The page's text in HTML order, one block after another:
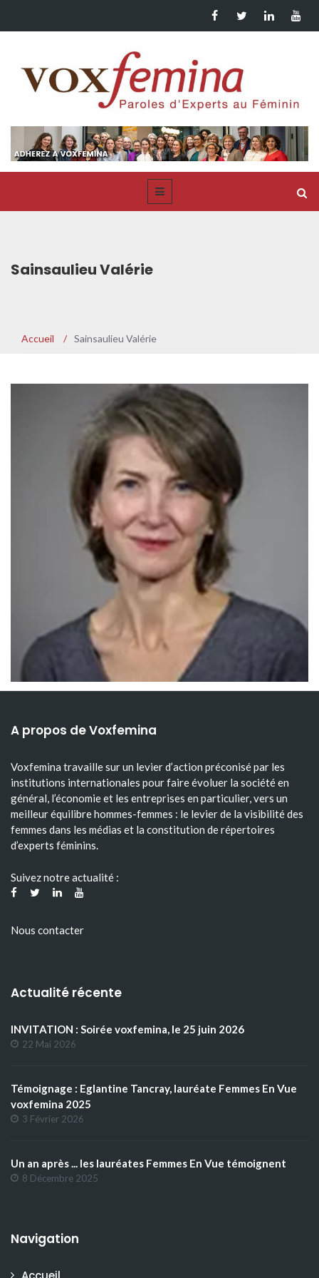
Sainsaulieu Valérie
Accueil / Sainsaulieu Valérie
A propos de Voxfemina
Voxfemina travaille sur un levier d’action préconisé par les
institutions internationales pour faire évoluer la société en
général, l’économie et les entreprises en particulier, vers un
meilleur équilibre hommes-femmes : le levier de la visibilité des
femmes dans les médias et la constitution de répertoires
d’experts féminins.
Suivez notre actualité :
Nous contacter
Actualité récente
INVITATION : Soirée voxfemina, le 25 juin 2026
22 Mai 2026
Témoignage : Eglantine Tancray, lauréate Femmes En Vue
voxfemina 2025
3 Février 2026
Un an après ... les lauréates Femmes En Vue témoignent
8 Décembre 2025
Navigation